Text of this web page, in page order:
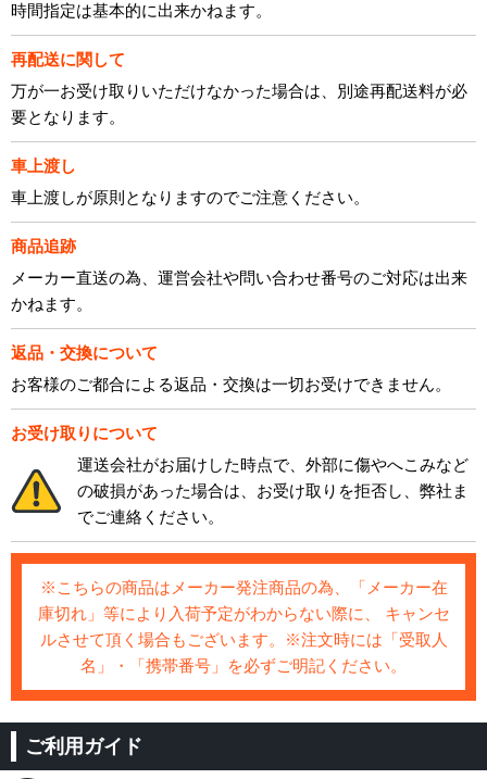
時間指定は基本的に出来かねます。
再配送に関して
万が一お受け取りいただけなかった場合は、別途再配送料が必
要となります。
車上渡し
車上渡しが原則となりますのでご注意ください。
商品追跡
メーカー直送の為、運営会社や問い合わせ番号のご対応は出来
かねます。
返品・交換について
お客様のご都合による返品・交換は一切お受けできません。
お受け取りについて
運送会社がお届けした時点で、外部に傷やへこみなど
の破損があった場合は、お受け取りを拒否し、弊社ま
でご連絡ください。
※こちらの商品はメーカー発注商品の為、「メーカー在
庫切れ」等により入荷予定がわからない際に、 キャンセ
ルさせて頂く場合もございます。※注文時には「受取人
名」・「携帯番号」を必ずご明記ください。
ご利用ガイド